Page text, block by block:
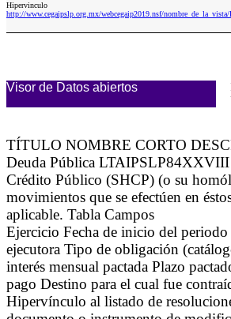
Hipervinculo
http://www.cegaipslp.org.mx/webcegaip2019.nsf/
Visor de Datos abiertos
TÍTULO NOMBRE CORTO
Deuda Pública LTAIPSLP84XXVIII
Crédito Público (SHCP) (o su
movimientos que se efectúen en
aplicable. Tabla Campos
Ejercicio Fecha de inicio del
ejecutora Tipo de obligación
interés mensual pactada Plazo
pago Destino para el cual fue
Hipervínculo al listado de